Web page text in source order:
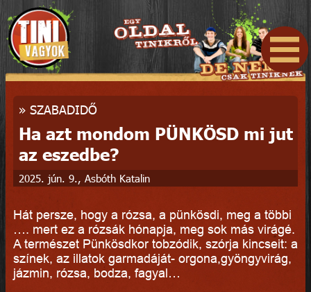
» SZABADIDŐ
Ha azt mondom PÜNKÖSD mi jut
az eszedbe?
2025. jún. 9., Asbóth Katalin
Hát persze, hogy a rózsa, a pünkösdi, meg a többi
…. mert ez a rózsák hónapja, meg sok más virágé.
A természet Pünkösdkor tobzódik, szórja kincseit: a
színek, az illatok garmadáját- orgona,gyöngyvirág,
jázmin, rózsa, bodza, fagyal…